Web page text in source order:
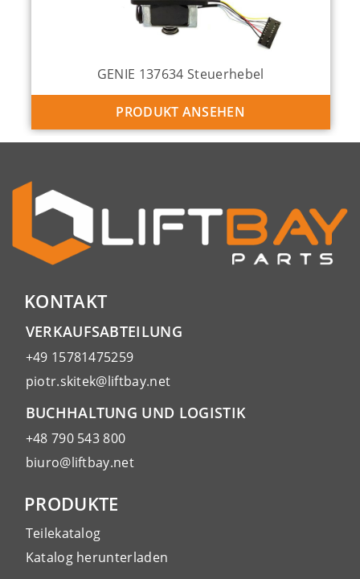
GENIE 137634 Steuerhebel
PRODUKT ANSEHEN
KONTAKT
VERKAUFSABTEILUNG
+49 15781475259
piotr.skitek@liftbay.net
BUCHHALTUNG UND LOGISTIK
+48 790 543 800
biuro@liftbay.net
PRODUKTE
Teilekatalog
Katalog herunterladen